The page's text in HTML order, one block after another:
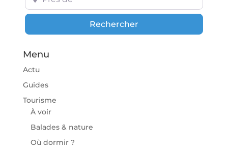
RechercherRechercher
Menu
Actu
Guides
Tourisme
À voir
Balades & nature
Où dormir ?